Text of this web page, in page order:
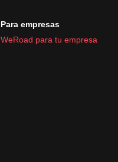
Para empresas
WeRoad para tu empresa